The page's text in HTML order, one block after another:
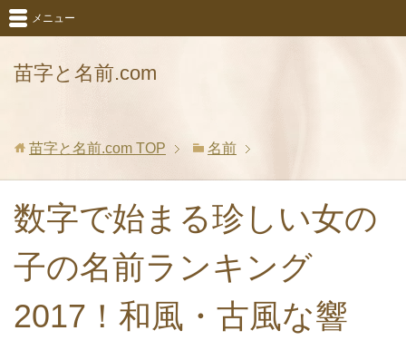
苗字と名前.com
メニュー
苗字と名前.com TOP 名前
数字で始まる珍しい女の
子の名前ランキング
2017！和風・古風な響